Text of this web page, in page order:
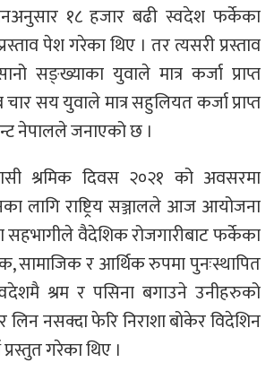
१८ हजार बढी स्वदेश फर्केका
पेश गरेका थिए । तर त्यसरी प्रस्ताव
सङ्ख्याका युवाले मात्र कर्जा प्राप्त
सय युवाले मात्र सहुलियत कर्जा प्राप्त
नेपालले जनाएको छ ।
श्रमिक दिवस २०२१ को अवसरमा
लागि राष्ट्रिय सञ्जालले आज आयोजना
सहभागीले वैदेशिक रोजगारीबाट फर्केका
सामाजिक र आर्थिक रुपमा पुनःस्थापित
श्रम र पसिना बगाउने उनीहरुको
नसक्दा फेरि निराशा बोकेर विदेशिन
गरेका थिए ।